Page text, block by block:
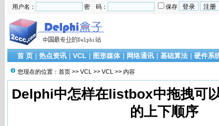
用户名： 密 码： 保存
首 页 | 热点资讯 | VCL | 图形媒体 | 网络通讯 | 基础算法 | 硬件系
您现在的位置： 首页 >> VCL >> VCL >> 内容
Delphi中怎样在listbox中拖拽可
的上下顺序